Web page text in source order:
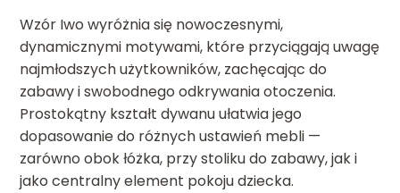
Wzór Iwo wyróżnia się nowoczesnymi,
dynamicznymi motywami, które przyciągają uwagę
najmłodszych użytkowników, zachęcając do
zabawy i swobodnego odkrywania otoczenia.
Prostokątny kształt dywanu ułatwia jego
dopasowanie do różnych ustawień mebli —
zarówno obok łóżka, przy stoliku do zabawy, jak i
jako centralny element pokoju dziecka.